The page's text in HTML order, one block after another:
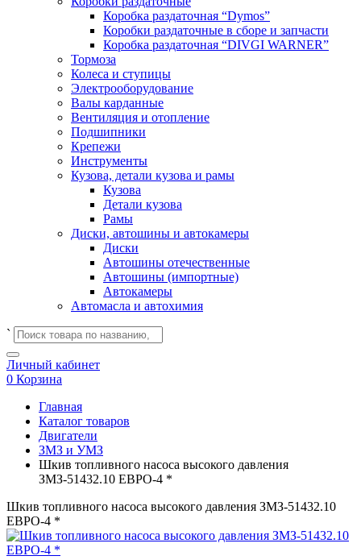
Коробка раздаточная “Dymos”
Коробки раздаточные в сборе и запчасти
Коробка раздаточная “DIVGI WARNER”
Тормоза
Колеса и ступицы
Электрооборудование
Валы карданные
Вентиляция и отопление
Подшипники
Крепежи
Инструменты
Кузова, детали кузова и рамы
Кузова
Детали кузова
Рамы
Диски, автошины и автокамеры
Диски
Автошины отечественные
Автошины (импортные)
Автокамеры
Автомасла и автохимия
`
Личный кабинет
0 Корзина
Главная
Каталог товаров
Двигатели
ЗМЗ и УМЗ
Шкив топливного насоса высокого давления
ЗМЗ-51432.10 ЕВРО-4 *
Шкив топливного насоса высокого давления ЗМЗ-51432.10
ЕВРО-4 *